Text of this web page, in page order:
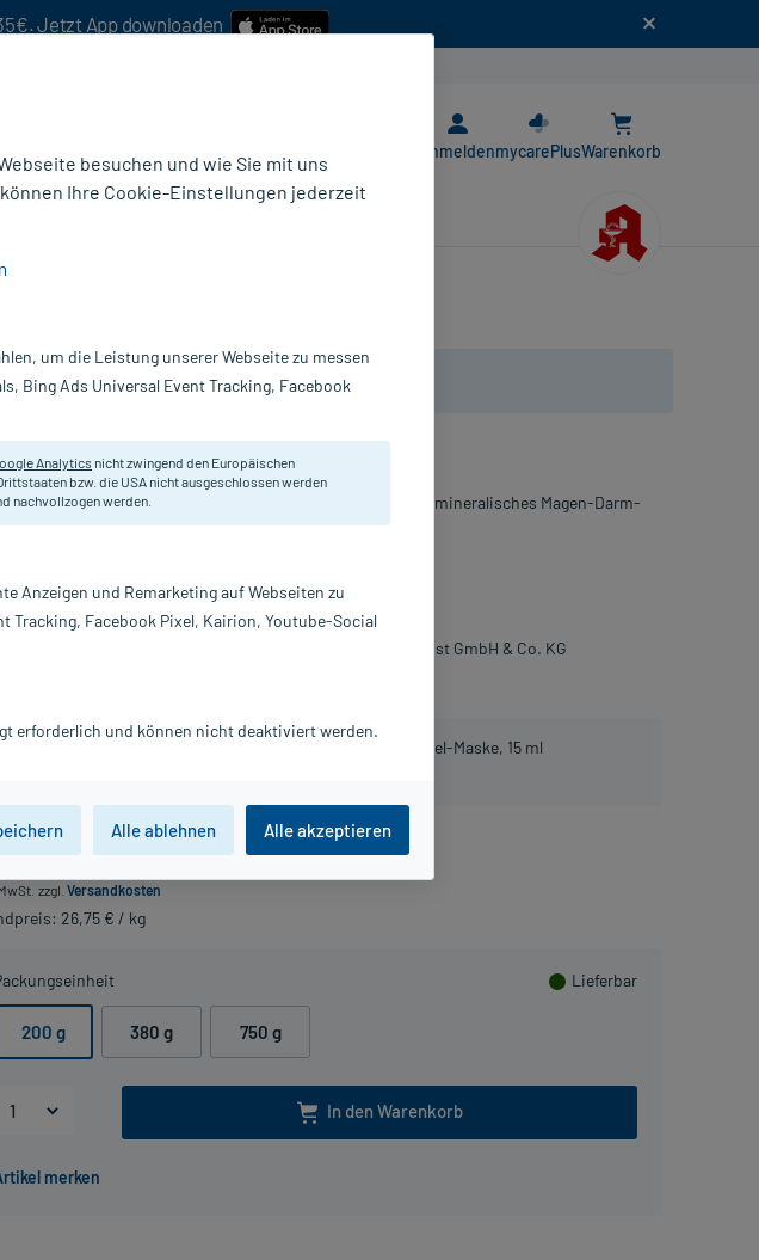
Jetzt App downloaden
AnmeldenmycarePlusWarenkorb
19€ Mindestbestellwert!
Gratis Luvos Heilerde Anti-Pickel-Maske, 15 ml
€ UVP6,29 € 54PlusHerzen sammeln
zzgl. Versandkosten
26,75 € / kg
Lieferbar
200 g 380 g 750 g
In den Warenkorb
angewendetes, mild wirkendes Arzneimittel, das als mineralisches Magen-Darm-
verwendet wird.
200 g
05106080
Heilerde-Gesellschaft Luvos Just GmbH & Co. KG
besuchen und wie Sie mit uns
Ihre Cookie-Einstellungen jederzeit
um die Leistung unserer Webseite zu messen
Bing Ads Universal Event Tracking, Facebook
Analytics nicht zwingend den Europäischen
bzw. die USA nicht ausgeschlossen werden
nachvollzogen werden.
Anzeigen und Remarketing auf Webseiten zu
Tracking, Facebook Pixel, Kairion, Youtube-Social
erforderlich und können nicht deaktiviert werden.
Alle ablehnen Alle akzeptieren